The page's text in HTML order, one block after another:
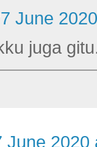
June
juga
June 2020